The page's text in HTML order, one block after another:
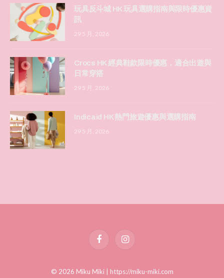
玩具反斗城 HK 玩具選購指南與限時優惠資
訊
29 5 月, 2026
Crocs HK 經典鞋款限時優惠，適合出遊與
日常穿搭
29 5 月, 2026
Indicaid HK 熱門旅遊優惠與選購指南
29 5 月, 2026
FacebookInstagram
© 2026 Miku Miki | https://miku-miki.com